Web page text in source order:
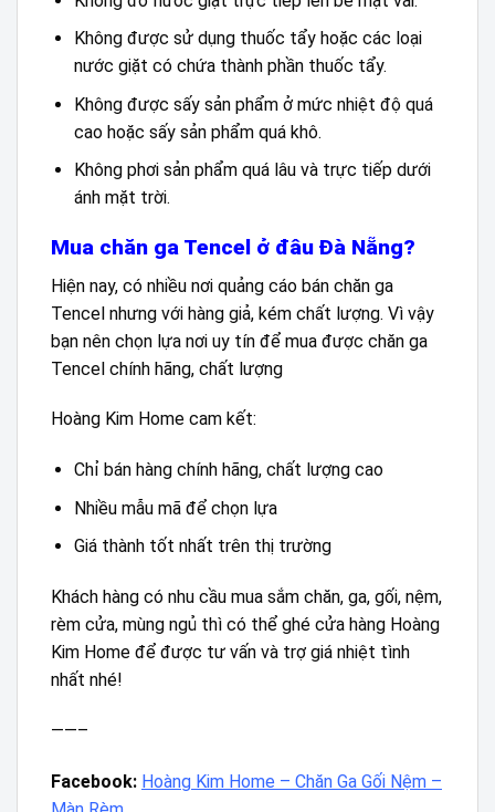
Không được sử dụng thuốc tẩy hoặc các loại
nước giặt có chứa thành phần thuốc tẩy.
Không được sấy sản phẩm ở mức nhiệt độ quá
cao hoặc sấy sản phẩm quá khô.
Không phơi sản phẩm quá lâu và trực tiếp dưới
ánh mặt trời.
Mua chăn ga Tencel ở đâu Đà Nẵng?
Hiện nay, có nhiều nơi quảng cáo bán chăn ga
Tencel nhưng với hàng giả, kém chất lượng. Vì vậy
bạn nên chọn lựa nơi uy tín để mua được chăn ga
Tencel chính hãng, chất lượng
Hoàng Kim Home cam kết:
Chỉ bán hàng chính hãng, chất lượng cao
Nhiều mẫu mã để chọn lựa
Giá thành tốt nhất trên thị trường
Khách hàng có nhu cầu mua sắm chăn, ga, gối, nệm,
rèm cửa, mùng ngủ thì có thể ghé cửa hàng Hoàng
Kim Home để được tư vấn và trợ giá nhiệt tình
nhất nhé!
——–
Facebook: Hoàng Kim Home – Chăn Ga Gối Nệm –